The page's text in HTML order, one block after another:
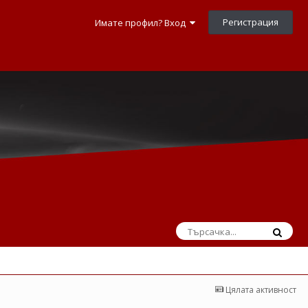
Имате профил? Вход Регистрация
Цялата активност